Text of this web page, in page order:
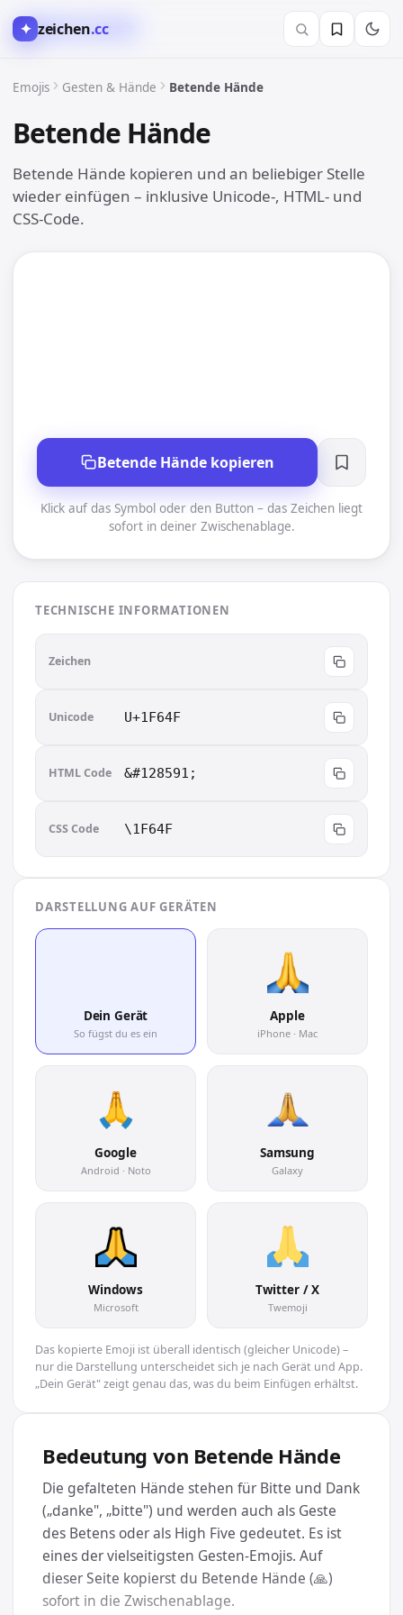
✦ zeichen.cc
Emojis Gesten & Hände Betende Hände
Betende Hände
Betende Hände kopieren und an beliebiger Stelle
wieder einfügen – inklusive Unicode-, HTML- und
CSS-Code.
👍 Gesten & Hände
Betende Hände kopieren
Klick auf das Symbol oder den Button – das Zeichen liegt
sofort in deiner Zwischenablage.
TECHNISCHE INFORMATIONEN
Zeichen
Unicode U+1F64F
HTML Code &#128591;
CSS Code \1F64F
DARSTELLUNG AUF GERÄTEN
Dein Gerät
So fügst du es ein
Apple
iPhone · Mac
Google
Android · Noto
Samsung
Galaxy
Windows
Microsoft
Twitter / X
Twemoji
Das kopierte Emoji ist überall identisch (gleicher Unicode) –
nur die Darstellung unterscheidet sich je nach Gerät und App.
„Dein Gerät" zeigt genau das, was du beim Einfügen erhältst.
Bedeutung von Betende Hände
Die gefalteten Hände stehen für Bitte und Dank
(„danke", „bitte") und werden auch als Geste
des Betens oder als High Five gedeutet. Es ist
eines der vielseitigsten Gesten-Emojis. Auf
dieser Seite kopierst du Betende Hände (🙏)
sofort in die Zwischenablage.